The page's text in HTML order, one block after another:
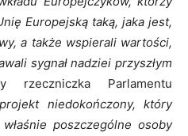
Europejską taką, jaka jest,
a także wspierali wartości,
sygnał nadziei przyszłym
rzeczniczka Parlamentu
niedokończony, który
poszczególne osoby